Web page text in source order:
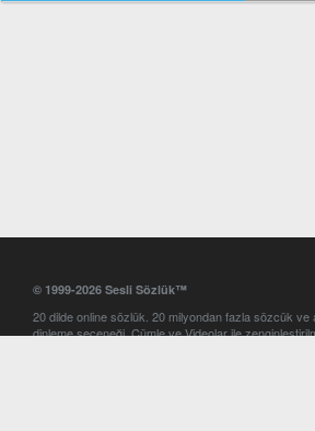
© 1999-2026 Sesli Sözlük™
20 dilde online sözlük. 20 milyondan fazla sözcük ve
dinleme seçeneği. Cümle ve Videolar ile